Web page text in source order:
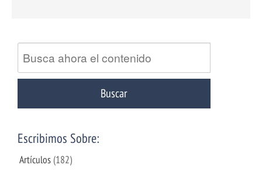
Escribimos Sobre:
Artículos (182)